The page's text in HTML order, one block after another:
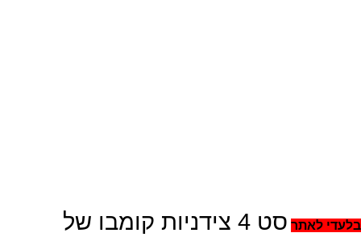
בלעדי לאתר
סט 4 צידניות קומבו של